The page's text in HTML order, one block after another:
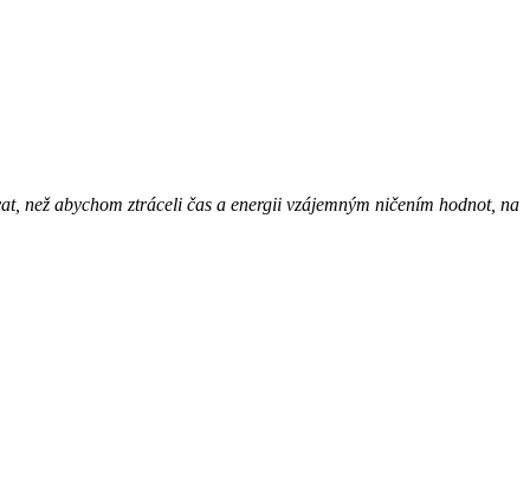
než abychom ztráceli čas a energii vzájemným ničením hodnot, na